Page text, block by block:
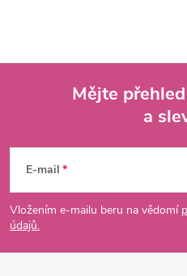
p
a
Mějte
a
E-mail
Vložením e-mailu beru na vědomí
údajů.